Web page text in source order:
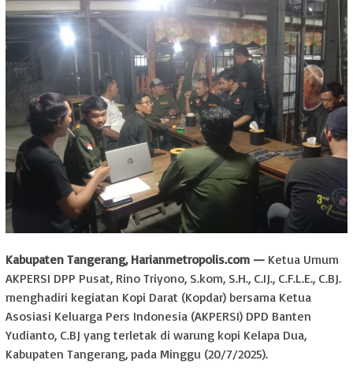
Kabupaten Tangerang, Harianmetropolis.com — Ketua Umum
AKPERSI DPP Pusat, Rino Triyono, S.kom, S.H., C.IJ., C.F.L.E., C.BJ.
menghadiri kegiatan Kopi Darat (Kopdar) bersama Ketua
Asosiasi Keluarga Pers Indonesia (AKPERSI) DPD Banten
Yudianto, C.BJ yang terletak di warung kopi Kelapa Dua,
Kabupaten Tangerang, pada Minggu (20/7/2025).